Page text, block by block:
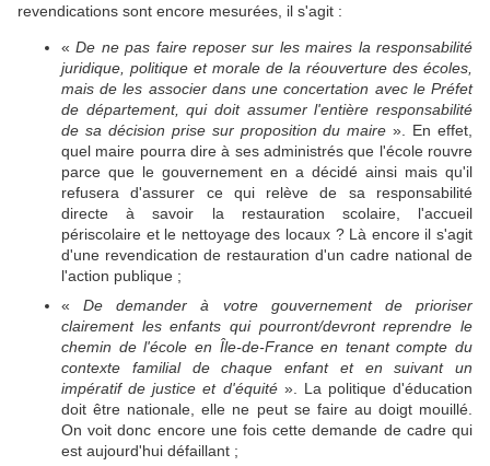
revendications sont encore mesurées, il s'agit :
«De ne pas faire reposer sur les maires la responsabilité
juridique, politique et morale de la réouverture des écoles,
mais de les associer dans une concertation avec le Préfet
de département, qui doit assumer l'entière responsabilité
de sa décision prise sur proposition du maire ». En effet,
quel maire pourra dire à ses administrés que l'école rouvre
parce que le gouvernement en a décidé ainsi mais qu'il
refusera d'assurer ce qui relève de sa responsabilité
directe à savoir la restauration scolaire, l'accueil
périscolaire et le nettoyage des locaux ? Là encore il s'agit
d'une revendication de restauration d'un cadre national de
l'action publique ;
«De demander à votre gouvernement de prioriser
clairement les enfants qui pourront/devront reprendre le
chemin de l'école en Île-de-France en tenant compte du
contexte familial de chaque enfant et en suivant un
impératif de justice et d'équité». La politique d'éducation
doit être nationale, elle ne peut se faire au doigt mouillé.
On voit donc encore une fois cette demande de cadre qui
est aujourd'hui défaillant ;